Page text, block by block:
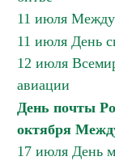
11 июля
11 июля День
12 июля
авиации
День почты
октября
17 июля День